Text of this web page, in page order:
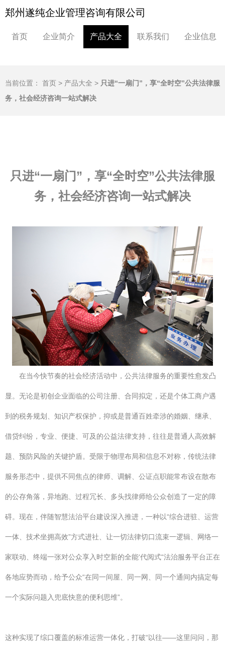
郑州遂纯企业管理咨询有限公司
首页 企业简介 产品大全 联系我们 企业信息
当前位置： 首页 > 产品大全 > 只进“一扇门”，享“全时空”公共法律服
务，社会经济咨询一站式解决
只进“一扇门”，享“全时空”公共法律服
务，社会经济咨询一站式解决
在当今快节奏的社会经济活动中，公共法律服务的重要性愈发凸
显。无论是初创企业面临的公司注册、合同拟定，还是个体工商户遇
到的税务规划、知识产权保护，抑或是普通百姓牵涉的婚姻、继承、
借贷纠纷，专业、便捷、可及的公益法律支持，往往是普通人高效解
题、预防风险的关键护盾。受限于物理布局和信息不对称，传统法律
服务形态中，提供不同焦点的律师、调解、公证点职能常布设在散布
的公存角落，异地跑、过程冗长、多头找律师给公众创造了一定的障
碍。现在，伴随智慧法治平台建设深入推进，一种以“综合进驻、运营
一体、技术坐拥高效”方式进社、让一切法律切口流束一逻辑、网络一
家联动、终端一张对公众享入时空新的全能‘代阅式“法治服务平台正在
各地应势而动，给予公众“在同一间屋、同一网、同一个通间内搞定每
一个实际问题入兜底快意的便利思维”。
这种实现了综口覆盖的标准运营一体化，打破“以往——这里问问，那